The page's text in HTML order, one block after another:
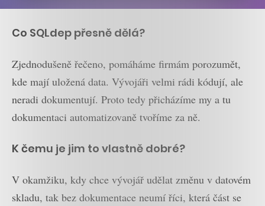
Co SQLdep přesně dělá?
Zjednodušeně řečeno, pomáháme firmám porozumět,
kde mají uložená data. Vývojáři velmi rádi kódují, ale
neradi dokumentují. Proto tedy přicházíme my a tu
dokumentaci automatizovaně tvoříme za ně.
K čemu je jim to vlastně dobré?
V okamžiku, kdy chce vývojář udělat změnu v datovém
skladu, tak bez dokumentace neumí říci, která část se